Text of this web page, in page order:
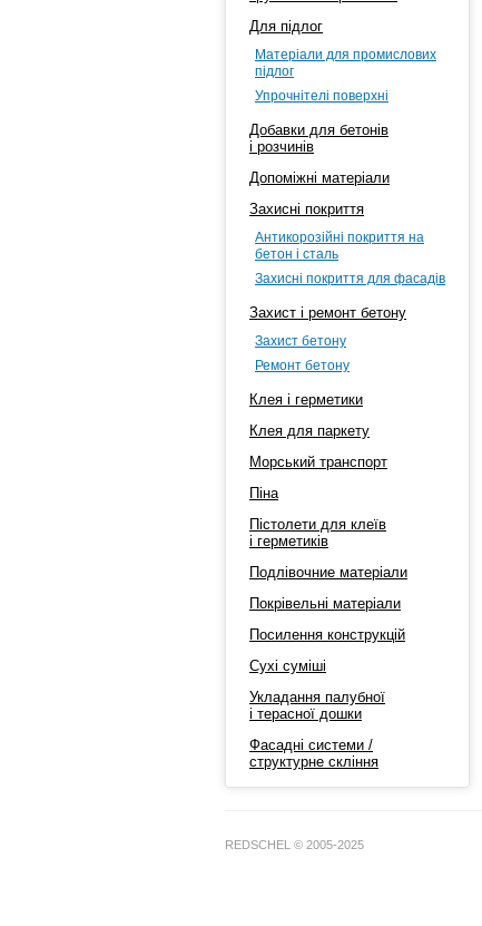
Для підлог
Матеріали для промислових
підлог
Упрочнітелі поверхні
Добавки для бетонів
і розчинів
Допоміжні матеріали
Захисні покриття
Антикорозійні покриття на
бетон і сталь
Захисні покриття для фасадів
Захист і ремонт бетону
Захист бетону
Ремонт бетону
Клея і герметики
Клея для паркету
Морський транспорт
Піна
Пістолети для клеїв
і герметиків
Подлівочние матеріали
Покрівельні матеріали
Посилення конструкцій
Сухі суміші
Укладання палубної
і терасної дошки
Фасадні системи /
структурне скління
REDSCHEL © 2005-2025